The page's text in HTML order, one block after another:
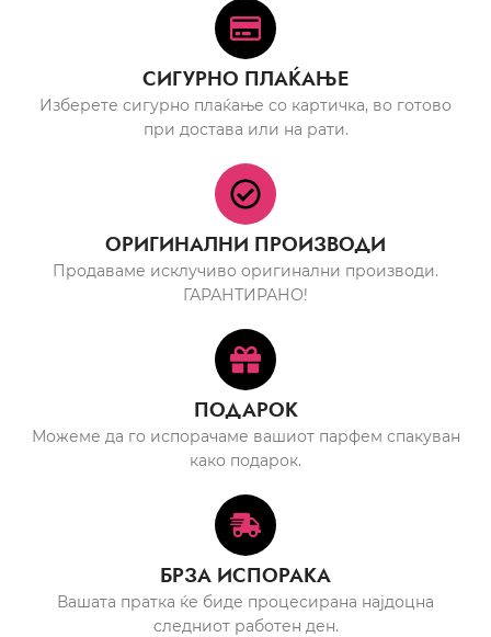
СИГУРНО ПЛАЌАЊЕ
Изберете сигурно плаќање со картичка, во готово
при достава или на рати.
ОРИГИНАЛНИ ПРОИЗВОДИ
Продаваме исклучиво оригинални производи.
ГАРАНТИРАНО!
ПОДАРОК
Можеме да го испорачаме вашиот парфем спакуван
како подарок.
БРЗА ИСПОРАКА
Вашата пратка ќе биде процесирана најдоцна
следниот работен ден.